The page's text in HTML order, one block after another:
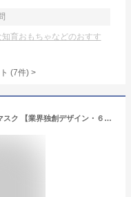
育おもちゃなどのおすす
(7件) >
AQielev アイウォーマー ホットアイマスク 【業界独創デザイン・６つモード・2段階気圧】睡眠専門医監修のアイマスク 空気圧/加熱/振動/Bluetooth音楽 アイマスク ホット USB充電式 折り畳み 自動オフタイマー 目元エステ 目元ケア サイズ調整可能 記念日 誕生日プレゼント 敬老の日 母の日ギフト 出張 快眠グッズ 男女兼用の睡眠グッズ 日本語取扱説明書